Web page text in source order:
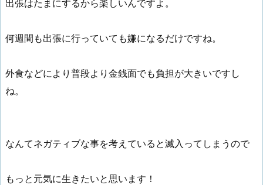
出張はたまにするから楽しいんですよ。
何週間も出張に行っていても嫌になるだけですね。
外食などにより普段より金銭面でも負担が大きいですし
ね。
なんてネガティブな事を考えていると滅入ってしまうので
もっと元気に生きたいと思います！